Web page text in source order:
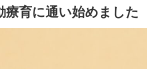
療育に通い始めました